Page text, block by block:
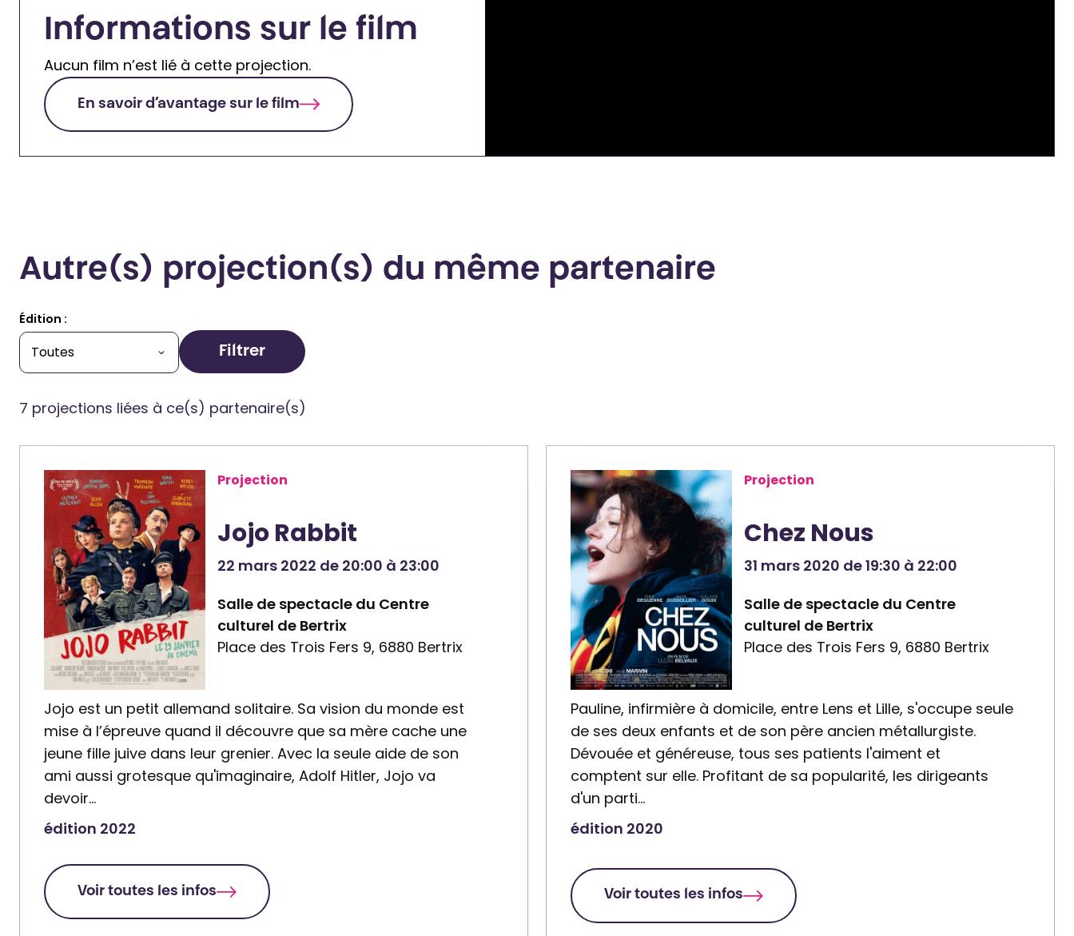
Informations sur le film
Aucun film n’est lié à cette projection.
En savoir d’avantage sur le film
Autre(s) projection(s) du même partenaire
Édition :
Filtrer
7 projections liées à ce(s) partenaire(s)
Projection
Jojo Rabbit
22 mars 2022 de 20:00 à 23:00
Salle de spectacle du Centre
culturel de Bertrix
Place des Trois Fers 9, 6880 Bertrix
Jojo est un petit allemand solitaire. Sa vision du monde est
mise à l’épreuve quand il découvre que sa mère cache une
jeune fille juive dans leur grenier. Avec la seule aide de son
ami aussi grotesque qu'imaginaire, Adolf Hitler, Jojo va
devoir…
édition 2022
Voir toutes les infos
Projection
Chez Nous
31 mars 2020 de 19:30 à 22:00
Salle de spectacle du Centre
culturel de Bertrix
Place des Trois Fers 9, 6880 Bertrix
Pauline, infirmière à domicile, entre Lens et Lille, s'occupe seule
de ses deux enfants et de son père ancien métallurgiste.
Dévouée et généreuse, tous ses patients l'aiment et
comptent sur elle. Profitant de sa popularité, les dirigeants
d'un parti…
édition 2020
Voir toutes les infos